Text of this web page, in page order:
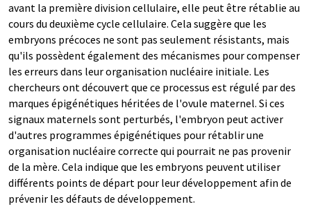
avant la première division cellulaire, elle peut être rétablie au
cours du deuxième cycle cellulaire. Cela suggère que les
embryons précoces ne sont pas seulement résistants, mais
qu'ils possèdent également des mécanismes pour compenser
les erreurs dans leur organisation nucléaire initiale. Les
chercheurs ont découvert que ce processus est régulé par des
marques épigénétiques héritées de l'ovule maternel. Si ces
signaux maternels sont perturbés, l'embryon peut activer
d'autres programmes épigénétiques pour rétablir une
organisation nucléaire correcte qui pourrait ne pas provenir
de la mère. Cela indique que les embryons peuvent utiliser
différents points de départ pour leur développement afin de
prévenir les défauts de développement.